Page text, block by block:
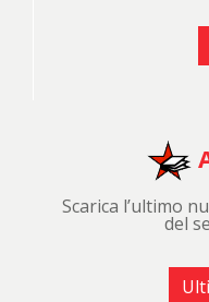
Scarica l’ultimo
del